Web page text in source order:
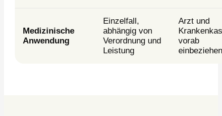
Medizinische
Anwendung
Einzelfall,
abhängig von
Verordnung und
Leistung
Arzt und
vorab
einbeziehen